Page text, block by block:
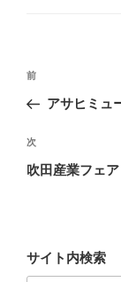
投
ナ
ビ
ゲ
ン
前
の
稿
前
アサヒミュ
次
の
次
吹田産業フェ
サイト内検索